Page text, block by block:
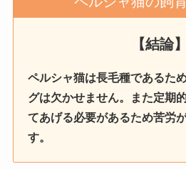
【結論】
ペルシャ猫は長毛種であるた
グは欠かせません。また定期
てあげる必要があるため苦労
す。